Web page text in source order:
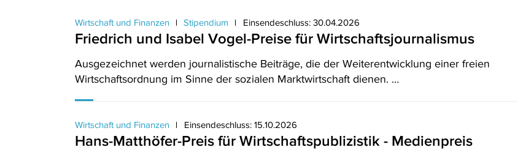
Wirtschaft und Finanzen Stipendium Einsendeschluss: 30.04.2026
Friedrich und Isabel Vogel-Preise für Wirtschaftsjournalismus
Ausgezeichnet werden journalistische Beiträge, die der Weiterentwicklung einer freien
Wirtschaftsordnung im Sinne der sozialen Marktwirtschaft dienen. …
Wirtschaft und Finanzen Einsendeschluss: 15.10.2026
Hans-Matthöfer-Preis für Wirtschaftspublizistik - Medienpreis